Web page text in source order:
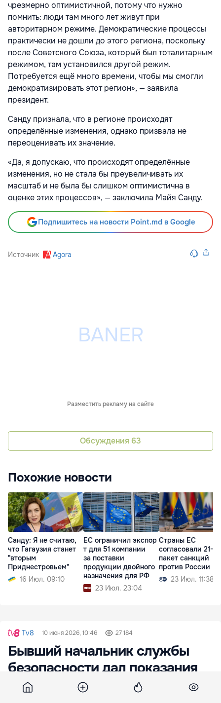
чрезмерно оптимистичной, потому что нужно
помнить: люди там много лет живут при
авторитарном режиме. Демократические процессы
практически не дошли до этого региона, поскольку
после Советского Союза, который был тоталитарным
режимом, там установился другой режим.
Потребуется ещё много времени, чтобы мы смогли
демократизировать этот регион», — заявила
президент.
Санду признала, что в регионе происходят
определённые изменения, однако призвала не
переоценивать их значение.
«Да, я допускаю, что происходят определённые
изменения, но не стала бы преувеличивать их
масштаб и не была бы слишком оптимистична в
оценке этих процессов», — заключила Майя Санду.
Подпишитесь на новости Point.md в Google
Источник Agora
Разместить рекламу на сайте
Обсуждения 63
Похожие новости
Санду: Я не считаю,
что Гагаузия станет
"вторым
Приднестровьем"
16 Июл. 09:10
ЕС ограничил экспор
т для 51 компании
за поставки
продукции двойного
назначения для РФ
23 Июл. 23:04
Страны ЕС
согласовали 21-й
пакет санкций
против России
23 Июл. 11:38
Tv8 10 июня 2026, 10:46 27 184
Бывший начальник службы
безопасности дал показания
по делу о "кульке"